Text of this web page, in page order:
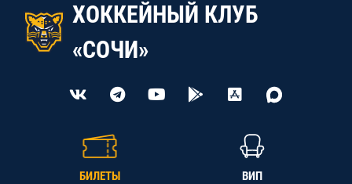
ХОККЕЙНЫЙ КЛУБ
«СОЧИ»
БИЛЕТЫ ВИП